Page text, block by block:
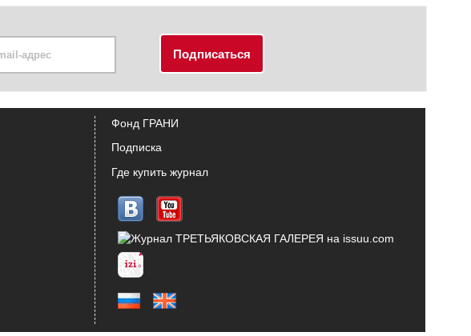
Фонд ГРАНИ
Подписка
Где купить журнал